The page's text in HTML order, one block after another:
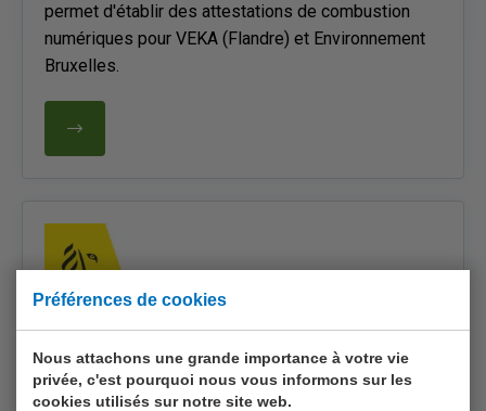
Préférences de cookies
Nous attachons une grande importance à votre vie
privée, c'est pourquoi nous vous informons sur les
cookies utilisés sur notre site web.
permet d'établir des attestations de combustion
numériques pour VEKA (Flandre) et Environnement
Bruxelles.
17.12.2025
Certificats de prototype VLAREM II